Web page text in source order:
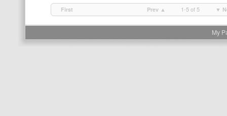
First Prev ▲ 1-5 of 5 ▼
My